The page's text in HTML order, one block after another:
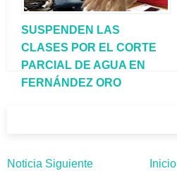
SUSPENDEN LAS
CLASES POR EL CORTE
PARCIAL DE AGUA EN
FERNÁNDEZ ORO
Noticia Siguiente Inicio